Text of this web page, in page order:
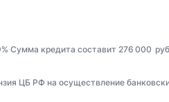
Сумма кредита составит 276 000
ЦБ РФ на осуществление